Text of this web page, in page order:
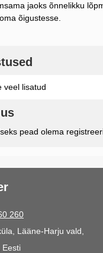
jaoks õnnelikku
õigustesse.
veel lisatud
pead olema
260
Lääne-Harju vald,
Eesti